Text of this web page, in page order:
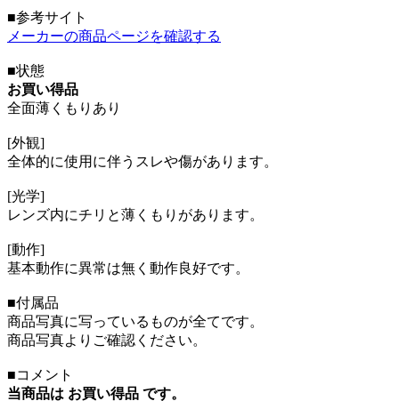
■参考サイト
メーカーの商品ページを確認する
■状態
お買い得品
全面薄くもりあり
[外観]
全体的に使用に伴うスレや傷があります。
[光学]
レンズ内にチリと薄くもりがあります。
[動作]
基本動作に異常は無く動作良好です。
■付属品
商品写真に写っているものが全てです。
商品写真よりご確認ください。
■コメント
当商品は お買い得品 です。